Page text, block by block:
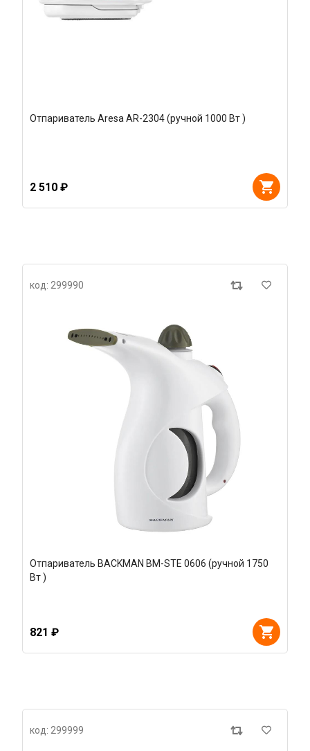
Отпариватель Aresa AR-2304 (ручной 1000 Вт )
2 510 ₽
код: 299990
Отпариватель BACKMAN BM-STE 0606 (ручной 1750
Вт )
821 ₽
код: 299999